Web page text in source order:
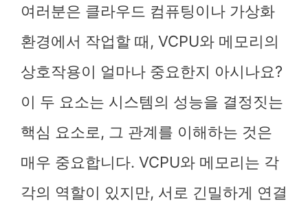
여러분은 클라우드 컴퓨팅이나 가상화
환경에서 작업할 때, VCPU와 메모리의
상호작용이 얼마나 중요한지 아시나요?
이 두 요소는 시스템의 성능을 결정짓는
핵심 요소로, 그 관계를 이해하는 것은
매우 중요합니다. VCPU와 메모리는 각
각의 역할이 있지만, 서로 긴밀하게 연결